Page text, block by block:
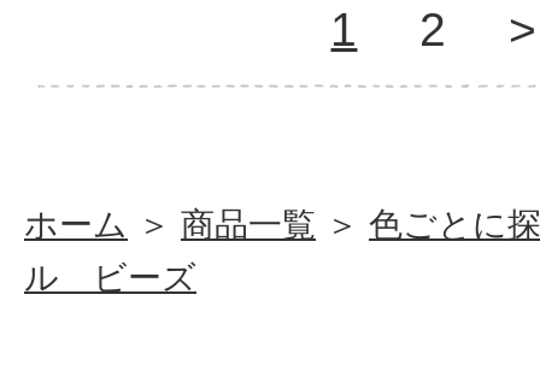
1 2 >
ホーム ＞ 商品一覧 ＞ 色ごとに
ル ビーズ